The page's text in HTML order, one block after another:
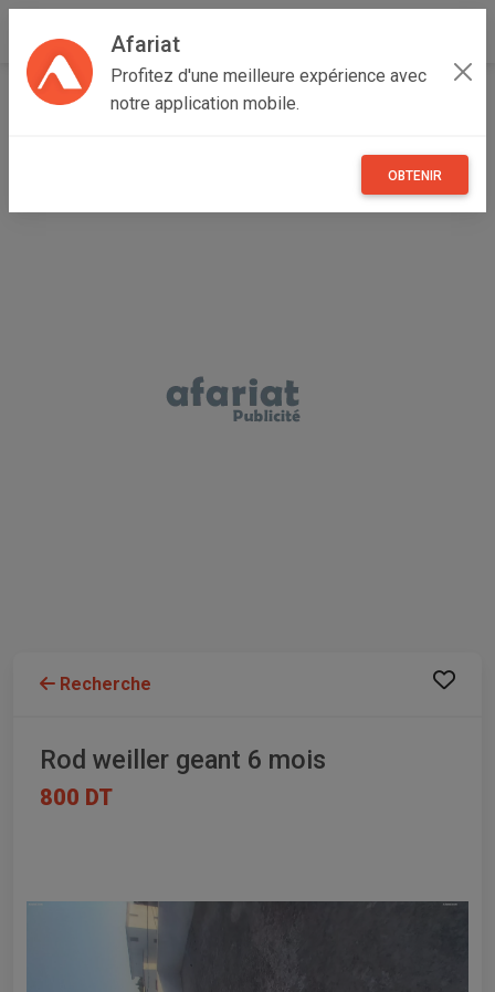
Afariat
Profitez d'une meilleure expérience avec
notre application mobile.
OBTENIR
Accueil Loisirs Majerda Béja
Recherche
Rod weiller geant 6 mois
800 DT